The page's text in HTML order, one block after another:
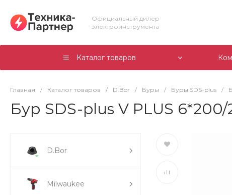
Официальный дилер
электроинструмента
Каталог товаров
Главная / Каталог товаров / D.Bor / Буры / Буры SDS-plus /
Бур SDS-plus V PLUS
D.Bor
Milwaukee